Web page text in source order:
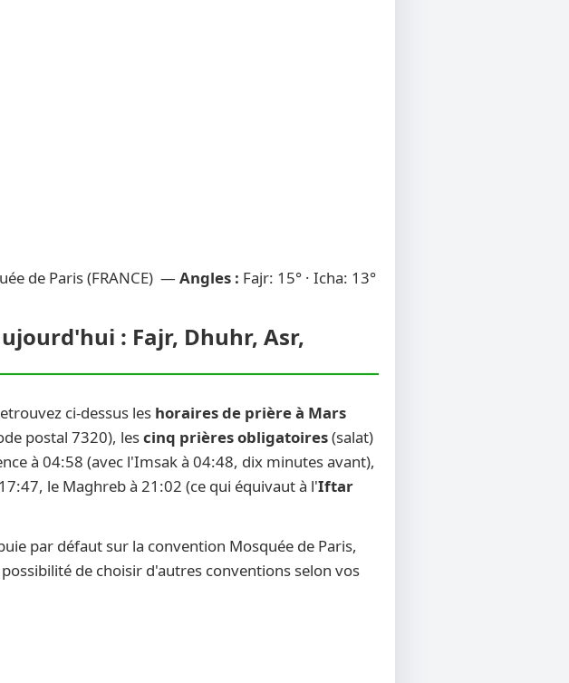
de Paris (FRANCE) — Angles : Fajr: 15° · Icha: 13°
: Fajr, Dhuhr, Asr,
ci-dessus les horaires de prière à Mars
postal 7320), lescinq prières obligatoires(salat)
à 04:58 (avec l'Imsak à 04:48, dix minutes avant),
le Maghreb à 21:02 (ce qui équivaut à l'Iftar
par défaut sur la convention Mosquée de Paris,
de choisir d'autres conventions selon vos